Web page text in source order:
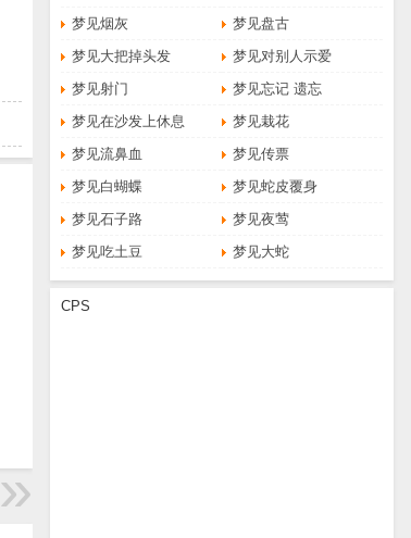
梦见烟灰
梦见盘古
梦见大把掉头发
梦见对别人示爱
梦见射门
梦见忘记 遗忘
梦见在沙发上休息
梦见栽花
梦见流鼻血
梦见传票
梦见白蝴蝶
梦见蛇皮覆身
梦见石子路
梦见夜莺
梦见吃土豆
梦见大蛇
CPS